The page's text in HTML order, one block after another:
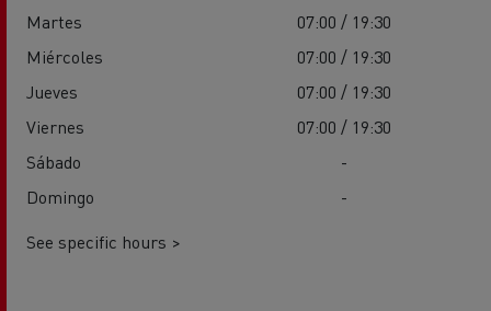
Martes
07:00 / 19:30
Miércoles
07:00 / 19:30
Jueves
07:00 / 19:30
Viernes
07:00 / 19:30
Sábado
-
Domingo
-
See specific hours >